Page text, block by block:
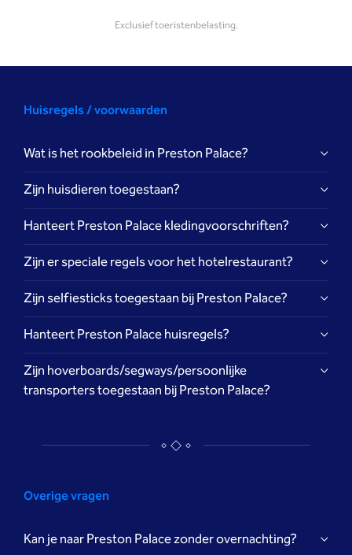
Exclusief toeristenbelasting.
Huisregels / voorwaarden
Wat is het rookbeleid in Preston Palace?
In verband met de uitspraak van de Hoge Raad, d.d. 27
september 2019, is Preston Palace verplicht haar rookbeleid
aan te passen. Alleen buiten op de aangegeven plaatsen, cq
diverse buitenterrassen, mag gerookt worden.
Zijn huisdieren toegestaan?
Hanteert Preston Palace kledingvoorschriften?
Zijn er speciale regels voor het hotelrestaurant?
Zijn selfiesticks toegestaan bij Preston Palace?
Hanteert Preston Palace huisregels?
(huis)regels
Zijn hoverboards/segways/persoonlijke
transporters toegestaan bij Preston Palace?
Overige vragen
Kan je naar Preston Palace zonder overnachting?